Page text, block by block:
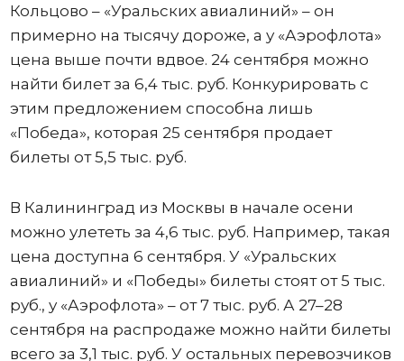
Кольцово – «Уральских авиалиний» – он
примерно на тысячу дороже, а у «Аэрофлота»
цена выше почти вдвое. 24 сентября можно
найти билет за 6,4 тыс. руб. Конкурировать с
этим предложением способна лишь
«Победа», которая 25 сентября продает
билеты от 5,5 тыс. руб.
В Калининград из Москвы в начале осени
можно улететь за 4,6 тыс. руб. Например, такая
цена доступна 6 сентября. У «Уральских
авиалиний» и «Победы» билеты стоят от 5 тыс.
руб., у «Аэрофлота» – от 7 тыс. руб. А 27–28
сентября на распродаже можно найти билеты
всего за 3,1 тыс. руб. У остальных перевозчиков